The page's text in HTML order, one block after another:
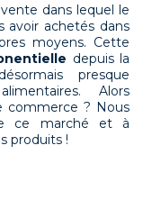
dans lequel le
avoir achetés dans
moyens. Cette
depuis la
presque
Alors
commerce ? Nous
ce marché et à
produits !